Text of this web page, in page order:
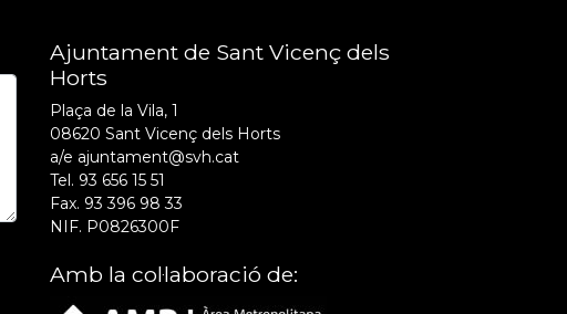
Ajuntament de Sant Vicenç dels
Horts
Plaça de la Vila, 1
08620 Sant Vicenç dels Horts
a/e ajuntament@svh.cat
Tel. 93 656 15 51
Fax. 93 396 98 33
NIF. P0826300F
Amb la col·laboració de: